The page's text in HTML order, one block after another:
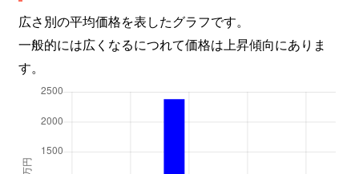
広さ別の平均価格を表したグラフです。
一般的には広くなるにつれて価格は上昇傾向にありま
す。